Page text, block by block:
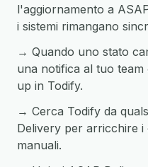
l'aggiornamento a
i sistemi rimangano
→ Quando uno stato
una notifica al tuo
up in Todify.
→ Cerca Todify da
Delivery per arricchire
manuali.